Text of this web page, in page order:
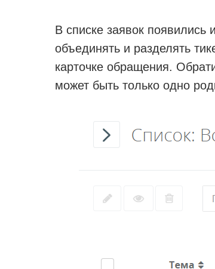
В списке заявок
объединять и разделять
карточке обращения.
может быть только одно